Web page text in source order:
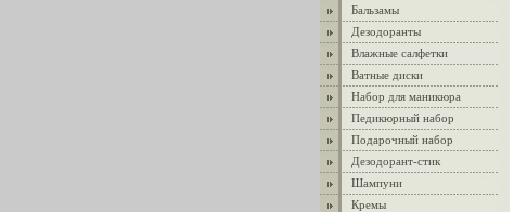
Бальзамы
Дезодоранты
Влажные салфетки
Ватные диски
Набор для маникюра
Педикюрный набор
Подарочный набор
Дезодорант-стик
Шампуни
Кремы